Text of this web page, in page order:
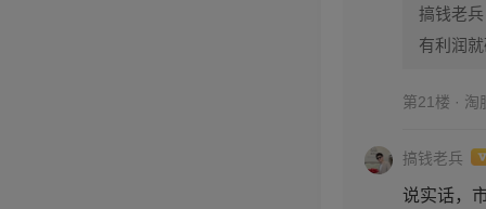
搞钱老兵
有利润
第21楼 · 淘
搞钱老兵
说实话，